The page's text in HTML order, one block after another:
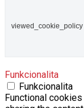
viewed_cookie_policy
Funkcionalita
Funkcionalita
Functional